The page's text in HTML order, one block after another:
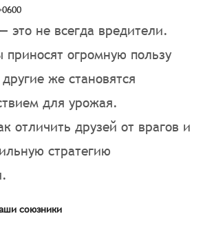
это не всегда вредители.
огромную пользу
же становятся
для урожая.
отличить друзей от врагов и
стратегию
союзники